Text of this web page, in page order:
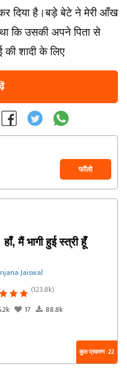
दिया है।बड़े बेटे ने मेरी आँख
कि उसकी अपने पिता से
शादी के लिए
फॉलो
हाँ, मैं भागी हुई स्त्री हूँ
Jaiswal
(123.8k)
17 88.8k
कुल प्रकरण : 22